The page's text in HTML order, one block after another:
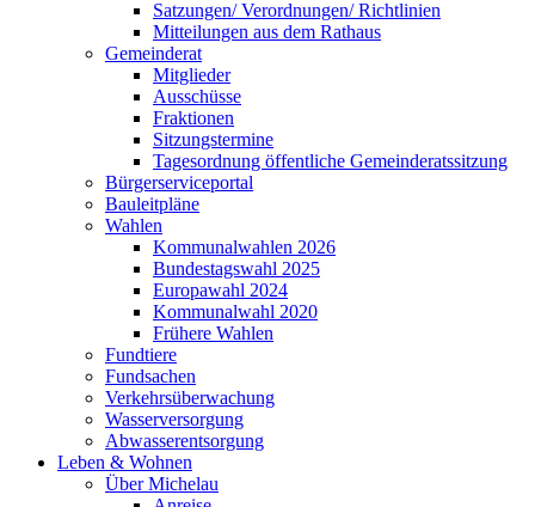
Satzungen/ Verordnungen/ Richtlinien
Mitteilungen aus dem Rathaus
Gemeinderat
Mitglieder
Ausschüsse
Fraktionen
Sitzungstermine
Tagesordnung öffentliche Gemeinderatssitzung
Bürgerserviceportal
Bauleitpläne
Wahlen
Kommunalwahlen 2026
Bundestagswahl 2025
Europawahl 2024
Kommunalwahl 2020
Frühere Wahlen
Fundtiere
Fundsachen
Verkehrsüberwachung
Wasserversorgung
Abwasserentsorgung
Leben & Wohnen
Über Michelau